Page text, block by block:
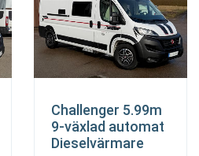
Challenger 5.99m
9-växlad automat
Dieselvärmare